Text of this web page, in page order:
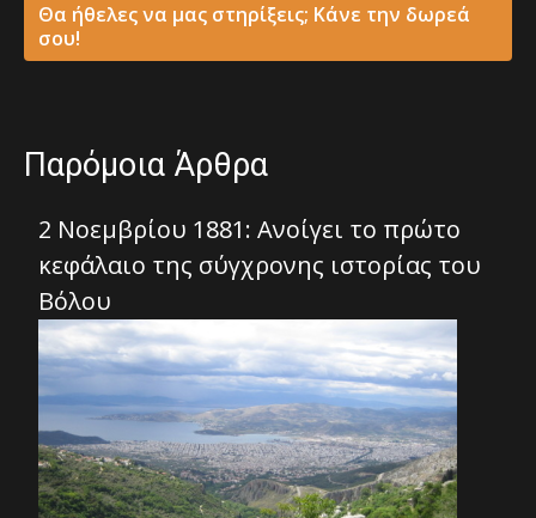
Θα ήθελες να μας στηρίξεις; Κάνε την δωρεά
σου!
Παρόμοια Άρθρα
2 Νοεμβρίου 1881: Ανοίγει το πρώτο
κεφάλαιο της σύγχρονης ιστορίας του
Βόλου